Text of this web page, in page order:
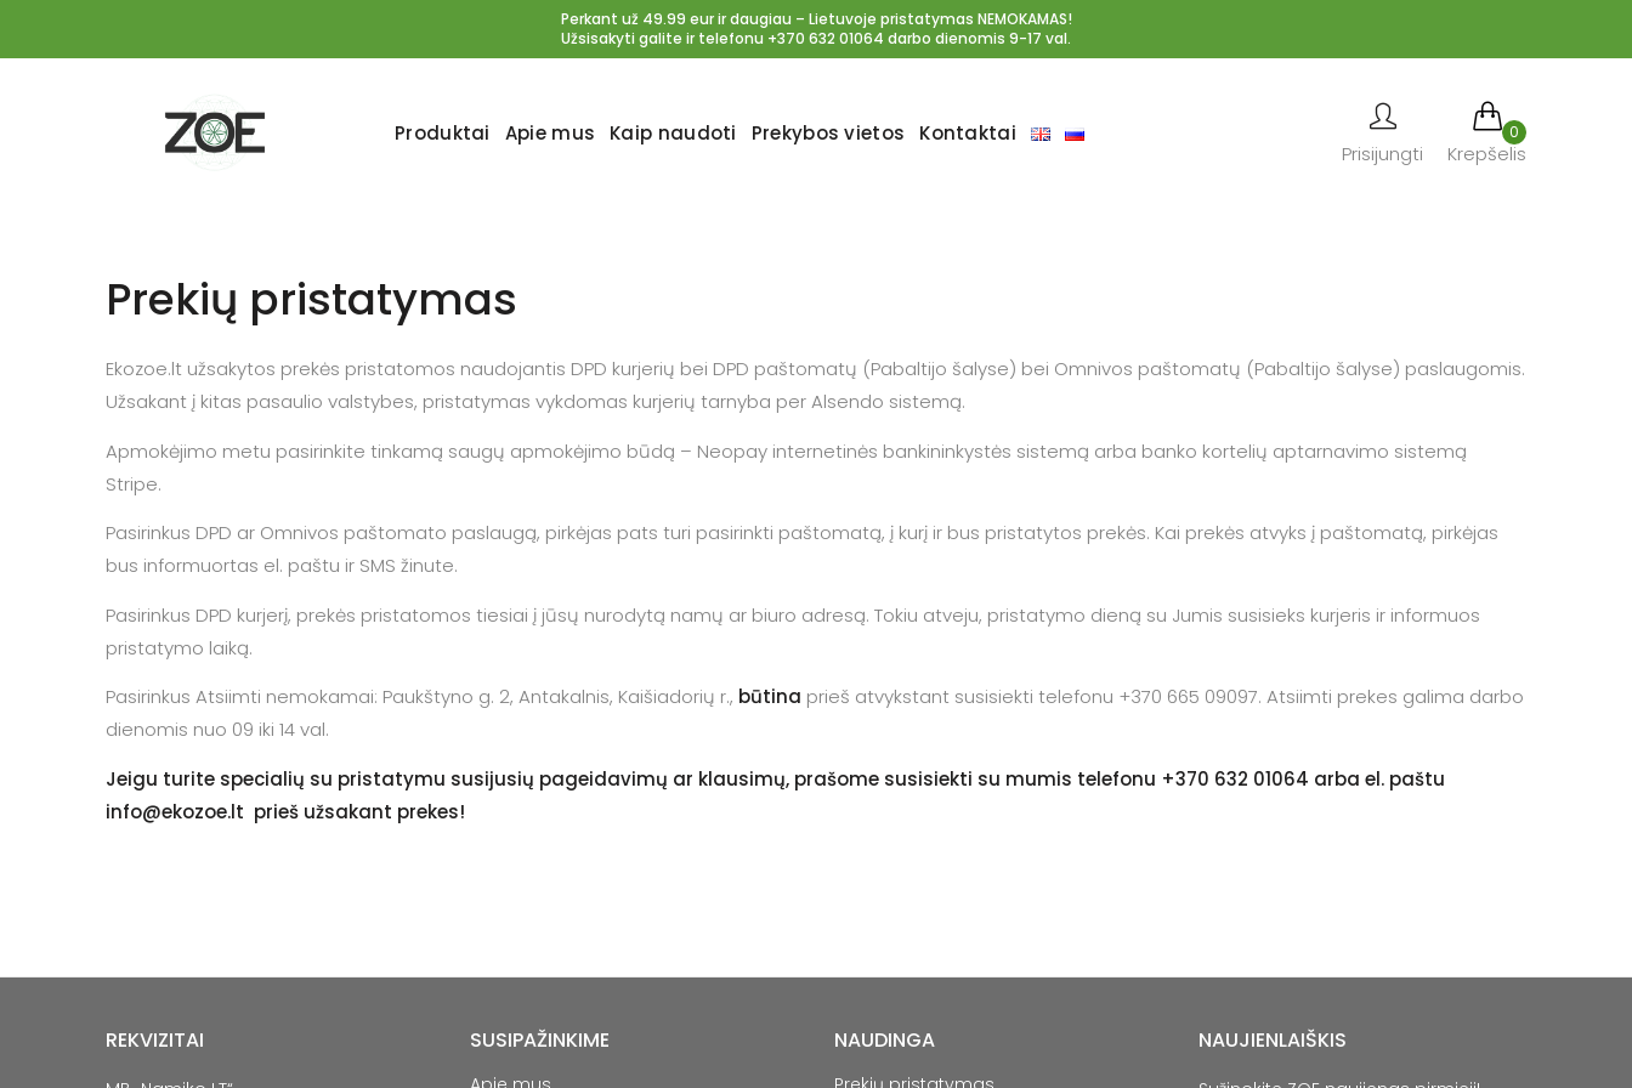
Perkant už 49.99 eur ir daugiau – Lietuvoje pristatymas NEMOKAMAS!
Užsisakyti galite ir telefonu +370 632 01064 darbo dienomis 9-17 val.
Produktai Apie mus Kaip naudoti Prekybos vietos
Kontaktai
Prisijungti
0
Krepšelis
Prekių pristatymas
Ekozoe.lt užsakytos prekės pristatomos naudojantis DPD kurjerių bei DPD paštomatų (Pabaltijo šalyse) bei Omnivos paštomatų (Pabaltijo šalyse) paslaugomis.
Užsakant į kitas pasaulio valstybes, pristatymas vykdomas kurjerių tarnyba per Alsendo sistemą.
Apmokėjimo metu pasirinkite tinkamą saugų apmokėjimo būdą – Neopay internetinės bankininkystės sistemą arba banko kortelių aptarnavimo sistemą
Stripe.
Pasirinkus DPD ar Omnivos paštomato paslaugą, pirkėjas pats turi pasirinkti paštomatą, į kurį ir bus pristatytos prekės. Kai prekės atvyks į paštomatą, pirkėjas
bus informuortas el. paštu ir SMS žinute.
Pasirinkus DPD kurjerį, prekės pristatomos tiesiai į jūsų nurodytą namų ar biuro adresą. Tokiu atveju, pristatymo dieną su Jumis susisieks kurjeris ir informuos
pristatymo laiką.
Pasirinkus Atsiimti nemokamai: Paukštyno g. 2, Antakalnis, Kaišiadorių r., būtina prieš atvykstant susisiekti telefonu +370 665 09097. Atsiimti prekes galima darbo
dienomis nuo 09 iki 14 val.
Jeigu turite specialių su pristatymu susijusių pageidavimų ar klausimų, prašome susisiekti su mumis telefonu +370 632 01064 arba el. paštu
info@ekozoe.lt prieš užsakant prekes!
REKVIZITAI SUSIPAŽINKIME NAUDINGA NAUJIENLAIŠKIS